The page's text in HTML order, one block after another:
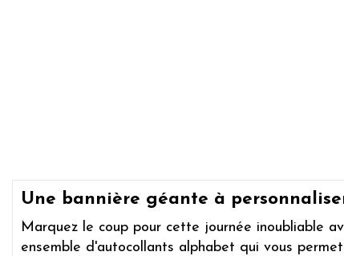
Une bannière géante à
Marquez le coup pour cette journée inoubliable
ensemble d'autocollants alphabet qui vous